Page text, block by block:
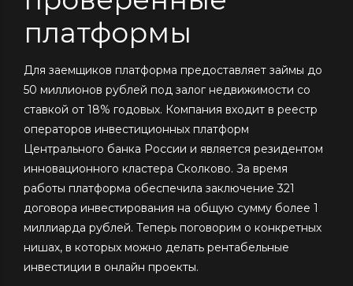
платформы
Для заемщиков платформа предоставляет займы до
50 миллионов рублей под залог недвижимости со
ставкой от 18% годовых. Компания входит в реестр
операторов инвестиционных платформ
Центрального банка России и является резидентом
инновационного кластера Сколково. За время
работы платформа обеспечила заключение 321
договора инвестирования на общую сумму более 1
миллиарда рублей. Теперь поговорим о конкретных
нишах, в которых можно делать рентабельные
инвестиции в онлайн проекты.